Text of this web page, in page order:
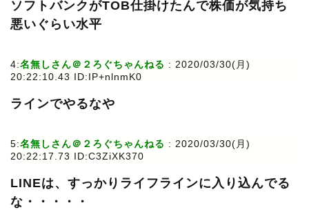
ソフトバンクがTOB仕掛けたんで株価が気持ち
悪いぐらい水平
4:名無しさん＠２ろぐちゃんねる : 2020/03/30(月)
20:22:10.43 ID:IP+nlnmK0
ラインでやるなや
5:名無しさん＠２ろぐちゃんねる : 2020/03/30(月)
20:22:17.73 ID:C3ZiXK370
LINEは、すっかりライフラインに入り込んでる
な・・・・・